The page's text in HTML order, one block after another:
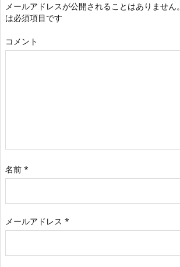
メールアドレスが公開されることはありません。
は必須項目です
コメント
名前 *
メールアドレス *